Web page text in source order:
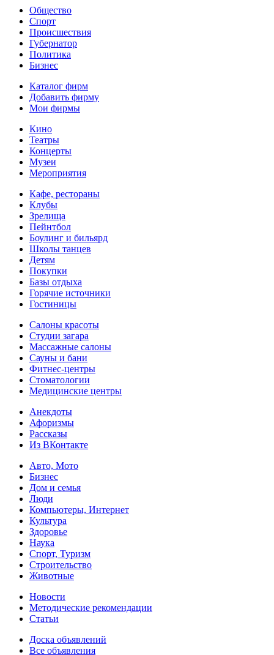
Общество
Спорт
Происшествия
Губернатор
Политика
Бизнес
Каталог фирм
Добавить фирму
Мои фирмы
Кино
Театры
Концерты
Музеи
Мероприятия
Кафе, рестораны
Клубы
Зрелища
Пейнтбол
Боулинг и бильярд
Школы танцев
Детям
Покупки
Базы отдыха
Горячие источники
Гостиницы
Салоны красоты
Студии загара
Массажные салоны
Сауны и бани
Фитнес-центры
Стоматологии
Медицинские центры
Анекдоты
Афоризмы
Рассказы
Из ВКонтакте
Авто, Мото
Бизнес
Дом и семья
Люди
Компьютеры, Интернет
Культура
Здоровье
Наука
Спорт, Туризм
Строительство
Животные
Новости
Методические рекомендации
Статьи
Доска объявлений
Все объявления